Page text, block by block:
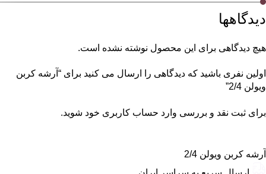
دیدگاهها
هیچ دیدگاهی برای این محصول نوشته نشده است.
اولین نفری باشید که دیدگاهی را ارسال می کنید برای “آرشه کربن
ویولن 2/4”
برای ثبت نقد و بررسی وارد حساب کاربری خود شوید.
آرشه کربن ویولن 2/4